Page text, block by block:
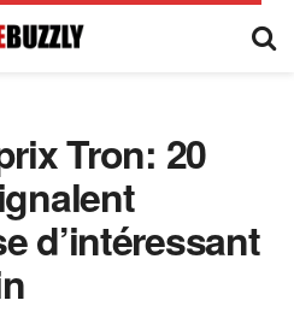
Tron: 20
d’intéressant